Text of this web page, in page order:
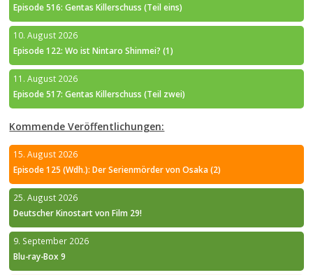
Episode 516: Gentas Killerschuss (Teil eins)
10. August 2026
Episode 122: Wo ist Nintaro Shinmei? (1)
11. August 2026
Episode 517: Gentas Killerschuss (Teil zwei)
Kommende Veröffentlichungen:
15. August 2026
Episode 125 (Wdh.): Der Serienmörder von Osaka (2)
25. August 2026
Deutscher Kinostart von Film 29!
9. September 2026
Blu-ray-Box 9